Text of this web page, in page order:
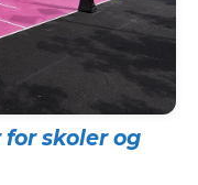
skoler og